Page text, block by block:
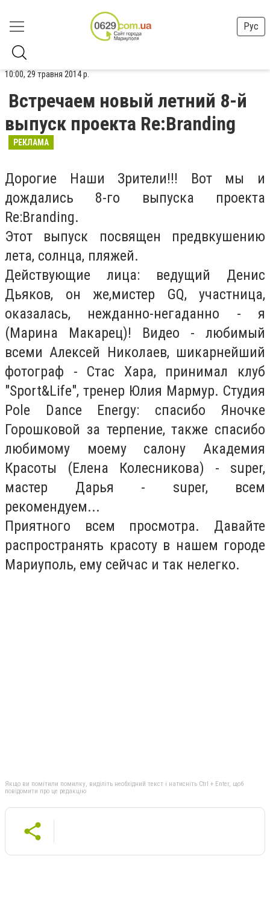
Рус
10:00, 29 травня 2014 р.
Встречаем новый летний 8-й
выпуск проекта Re:Branding
РЕКЛАМА
Дорогие Наши Зрители!!! Вот мы и
дождались 8-го выпуска проекта
Re:Branding.
Этот выпуск посвящен предвкушению
лета, солнца, пляжей.
Действующие лица: ведущий Денис
Дьяков, он же,мистер GQ, участница,
оказалась, нежданно-негаданно - я
(Марина Макарец)! Видео - любимый
всеми Алексей Николаев, шикарнейший
фотограф - Стас Хара, принимал клуб
"Sport&Life", тренер Юлия Мармур. Студия
Pole Dance Energy: cпасибо Яночке
Горошковой за терпение, также спасибо
любимому моему салону Академия
Красоты (Елена Колесникова) - super,
мастер Дарья - super, всем
рекомендуем...
Приятного всем просмотра. Давайте
распространять красоту в нашем городе
Мариуполь, ему сейчас и так нелегко.
Якщо ви помітили помилку, виділіть необхідний текст і натисніть Ctrl + Enter, щоб
повідомити про це редакцію